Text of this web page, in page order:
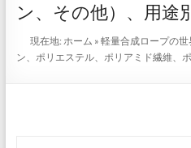
ン、その他）、用途
現在地:ホーム »軽量合成ロープの
ン、ポリエステル、ポリアミド繊維、